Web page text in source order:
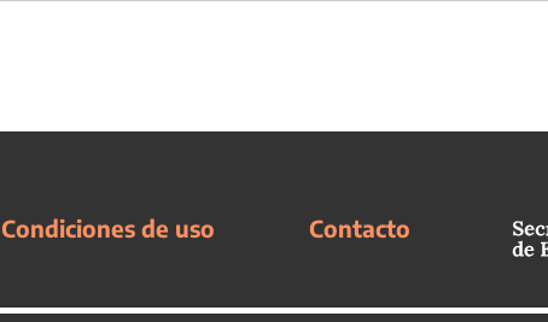
Condiciones de uso Contacto